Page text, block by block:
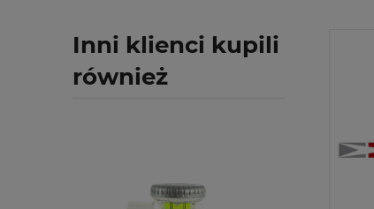
Inni klienci kupili
również